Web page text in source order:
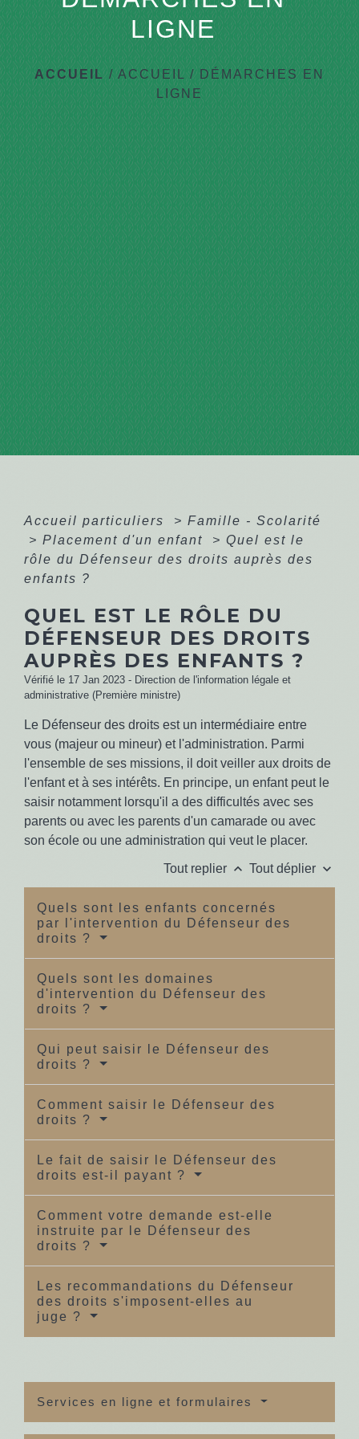
LIGNE
ACCUEIL/ACCUEIL / DÉMARCHES EN
LIGNE
Accueil particuliers > Famille - Scolarité
> Placement d'un enfant > Quel est le
rôle du Défenseur des droits auprès des
enfants ?
QUEL EST LE RÔLE DU
DÉFENSEUR DES DROITS
AUPRÈS DES ENFANTS ?
Vérifié le 17 Jan 2023 - Direction de l'information légale et
administrative (Première ministre)
Le Défenseur des droits est un intermédiaire entre
vous (majeur ou mineur) et l'administration. Parmi
l'ensemble de ses missions, il doit veiller aux droits de
l'enfant et à ses intérêts. En principe, un enfant peut le
saisir notamment lorsqu'il a des difficultés avec ses
parents ou avec les parents d'un camarade ou avec
son école ou une administration qui veut le placer.
Tout replier keyboard_arrow_up Tout déplier keyboard_arrow_down
Quels sont les enfants concernés
par l'intervention du Défenseur des
droits ?
Quels sont les domaines
d'intervention du Défenseur des
droits ?
Qui peut saisir le Défenseur des
droits ?
Comment saisir le Défenseur des
droits ?
Le fait de saisir le Défenseur des
droits est-il payant ?
Comment votre demande est-elle
instruite par le Défenseur des
droits ?
Les recommandations du Défenseur
des droits s'imposent-elles au
juge ?
Services en ligne et formulaires